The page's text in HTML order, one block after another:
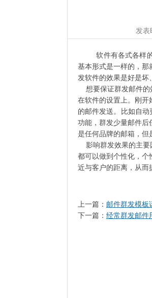
发
软件有各式各样
基本形式是一样的，
发软件的效果是好是坏
想要保证群发邮件的
在软件的设置上。刚
的邮件发送。比如自
功能，群发少量邮件后
是任何品牌的邮箱，但
影响群发效果的主要
都可以做到个性化，个
近与客户的距离，从而
上一篇： 邮件群发模板
下一篇： 经常群发邮件